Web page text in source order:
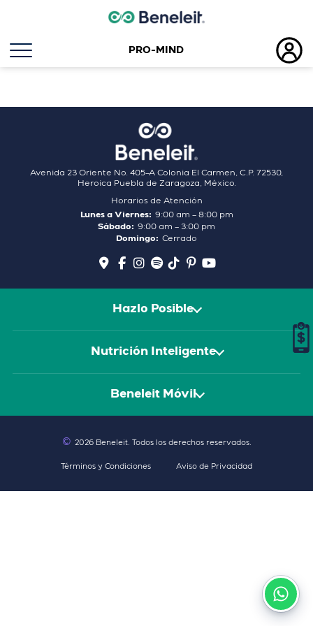
PRO-MIND
Avenida 23 Oriente No. 405–A Colonia El Carmen, C.P. 72530,
Heroica Puebla de Zaragoza, México.
Horarios de Atención
Lunes a Viernes: 9:00 am – 8:00 pm
Sábado: 9:00 am – 3:00 pm
Domingo: Cerrado
Hazlo Posible
Nutrición Inteligente
Beneleit Móvil
© 2026 Beneleit. Todos los derechos reservados.
Términos y Condiciones Aviso de Privacidad